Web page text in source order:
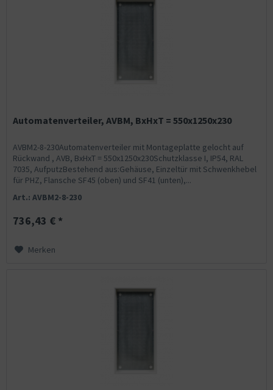
Automatenverteiler, AVBM, BxHxT = 550x1250x230
AVBM2-8-230Automatenverteiler mit Montageplatte gelocht auf
Rückwand , AVB, BxHxT = 550x1250x230Schutzklasse I, IP54, RAL
7035, AufputzBestehend aus:Gehäuse, Einzeltür mit Schwenkhebel
für PHZ, Flansche SF45 (oben) und SF41 (unten),...
Art.: AVBM2-8-230
736,43 € *
Merken